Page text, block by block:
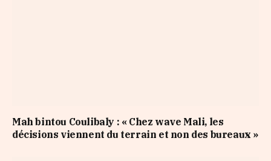
Mah bintou Coulibaly : « Chez wave Mali, les
décisions viennent du terrain et non des bureaux »